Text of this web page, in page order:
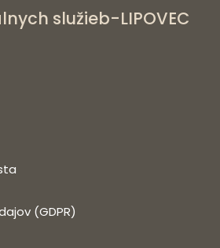
služieb-LIPOVEC
(GDPR)